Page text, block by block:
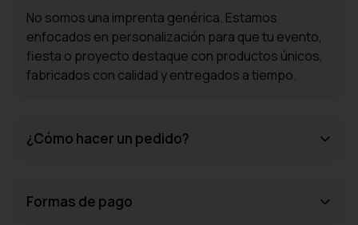
No somos una imprenta genérica. Estamos
enfocados en personalización para que tu evento,
fiesta o proyecto destaque con productos únicos,
fabricados con calidad y entregados a tiempo.
¿Cómo hacer un pedido?
Formas de pago